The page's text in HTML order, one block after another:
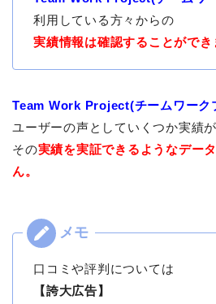
利用している方々からの
実績情報は確認することができ
Team Work Project(チームワーク
ユーザーの声としていくつか実績
その実績を実証できるようなデー
ん。
口コミや評判については
【誇大広告】